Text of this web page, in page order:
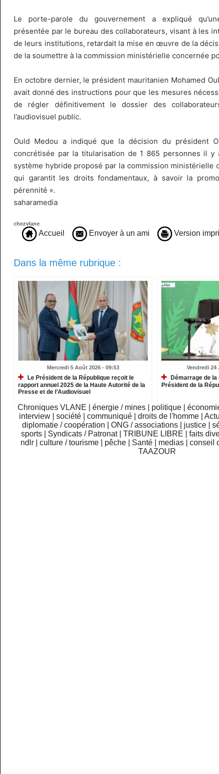
Le porte-parole du gouvernement a expliqué
présentée par le bureau des collaborateurs, visant à les
de leurs institutions, retardait la mise en œuvre de la
de la soumettre à la commission ministérielle concernée
En octobre dernier, le président mauritanien Mohamed
avait donné des instructions pour que les mesures
de régler définitivement le dossier des
l’audiovisuel public.
Ould Medou a indiqué que la décision du président
concrétisée par la titularisation de 1 865 personnes il y
système hybride proposé par la commission ministérielle
qui garantit les droits fondamentaux, à savoir la
pérennité ».
saharamedia
chezvlane
Accueil Envoyer à un ami Version
Dans la même rubrique :
Mercredi 5 Août 2026 - 09:53
Le Président de la République reçoit le
rapport annuel 2025 de la Haute Autorité de la
Presse et de l’Audiovisuel
Vendredi 24
Démarrage de
Président de la
Chroniques VLANE énergie / mines politique
interview
|société |communiqué |droits de l'homme |
diplomatie / coopération
ONG / associations justice
sports
Syndicats / Patronat TRIBUNE LIBRE
faits
ndlr
|culture / tourisme pêche Santé medias |conseil
TAAZOUR